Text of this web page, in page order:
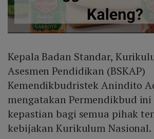
Kepala Badan Standar,
Asesmen Pendidikan (BSKAP)
Kemendikbudristek Anindito
mengatakan Permendikbud
kepastian bagi semua pihak
kebijakan Kurikulum Nasional.